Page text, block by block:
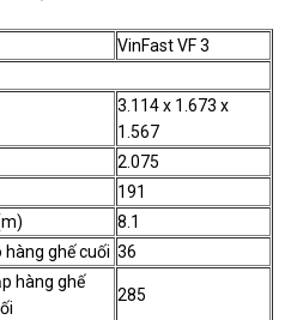
VinFast VF 3
3.114 x 1.673 x
1.567
2.075
191
8.1
hàng ghế cuối 36
hàng ghế
285